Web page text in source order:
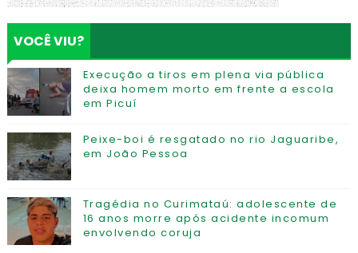
VOCÊ VIU?
Execução a tiros em plena via pública
deixa homem morto em frente a escola
em Picuí
Peixe-boi é resgatado no rio Jaguaribe,
em João Pessoa
Tragédia no Curimataú: adolescente de
16 anos morre após acidente incomum
envolvendo coruja